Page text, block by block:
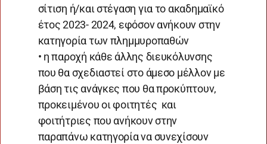
σίτιση ή/και στέγαση για το ακαδημαϊκό
έτος 2023- 2024, εφόσον ανήκουν στην
κατηγορία των πλημμυροπαθών
• η παροχή κάθε άλλης διευκόλυνσης
που θα σχεδιαστεί στο άμεσο μέλλον με
βάση τις ανάγκες που θα προκύπτουν,
προκειμένου οι φοιτητές και
φοιτήτριες που ανήκουν στην
παραπάνω κατηγορία να συνεχίσουν